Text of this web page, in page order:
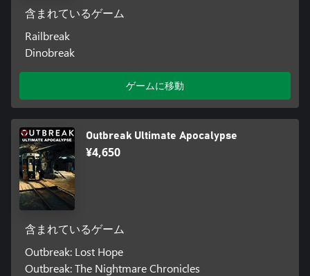
含まれているゲーム
Railbreak
Dinobreak
ゲームに移動
Outbreak Ultimate Apocalypse
¥4,650
含まれているゲーム
Outbreak: Lost Hope
Outbreak: The Nightmare Chronicles